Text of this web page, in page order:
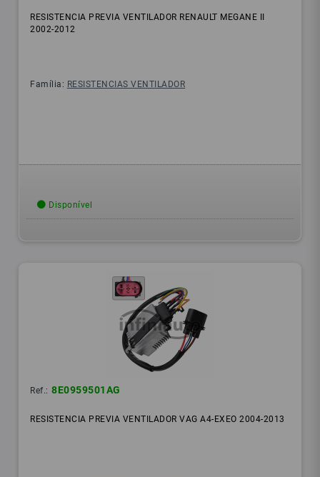
RESISTENCIA PREVIA VENTILADOR RENAULT MEGANE II
2002-2012
Família: RESISTENCIAS VENTILADOR
Disponível
Ref.: 8E0959501AG
RESISTENCIA PREVIA VENTILADOR VAG A4-EXEO 2004-2013